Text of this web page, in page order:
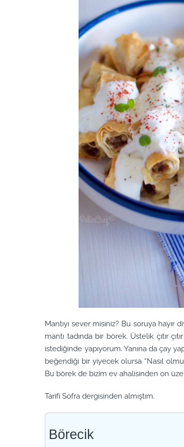
Mantıyı sever misiniz? Bu soruya
mantı tadında bir börek. Üstelik çıtır
istediğinde yapıyorum. Yanına da çay
beğendiği bir yiyecek olursa “Nasıl
Bu börek de bizim ev ahalisinden on
Tarifi Sofra dergisinden almıştım.
Börecik